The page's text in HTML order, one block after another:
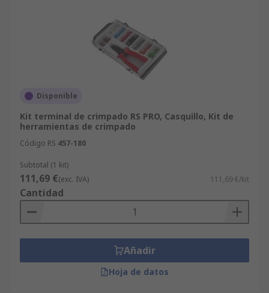
Disponible
Kit terminal de crimpado RS PRO, Casquillo, Kit de
herramientas de crimpado
Código RS 457-180
Subtotal (1 kit)
111,69 €(exc. IVA) 111,69 €/kit
Cantidad
Añadir
Hoja de datos